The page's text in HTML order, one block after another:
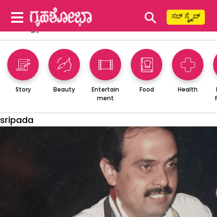
⚲ ಸಬ್ ಸ್ಕ್ರೈಬ್
Story Beauty
Entertain
ment
Food Health
sripada